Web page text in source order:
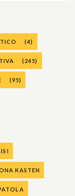
(4)
(245)
(95)
KASTEN